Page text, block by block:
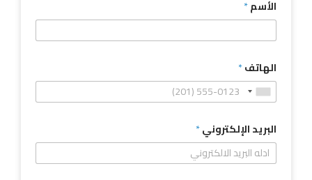
الأسم*
الهاتف*
البريد الإلكتروني*